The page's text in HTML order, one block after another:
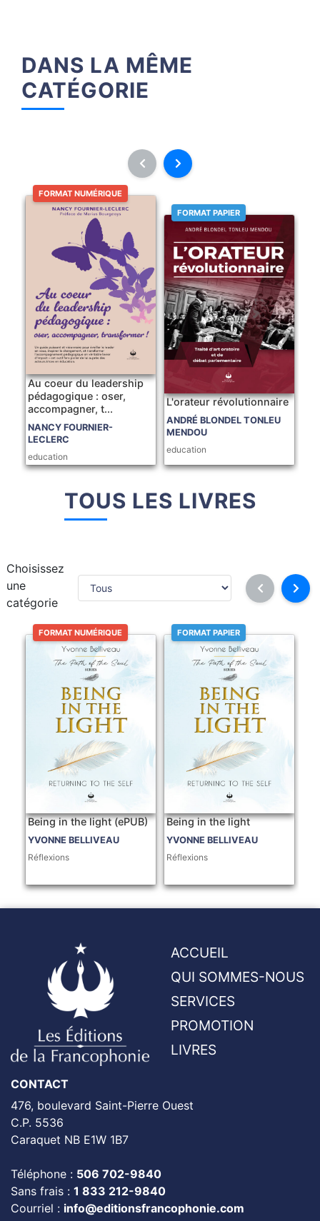
DANS LA MÊME
CATÉGORIE
FORMAT NUMÉRIQUE
Au coeur du leadership
pédagogique : oser,
accompagner, t...
NANCY FOURNIER-
LECLERC
education
FORMAT PAPIER
L'orateur révolutionnaire
ANDRÉ BLONDEL TONLEU
MENDOU
education
TOUS LES LIVRES
Choisissez
une
catégorie
FORMAT NUMÉRIQUE
Being in the light (ePUB)
YVONNE BELLIVEAU
Réflexions
FORMAT PAPIER
Being in the light
YVONNE BELLIVEAU
Réflexions
ACCUEIL
QUI SOMMES-NOUS
SERVICES
PROMOTION
LIVRES
CONTACT
476, boulevard Saint-Pierre Ouest
C.P. 5536
Caraquet NB E1W 1B7
Téléphone : 506 702-9840
Sans frais : 1 833 212-9840
Courriel : info@editionsfrancophonie.com